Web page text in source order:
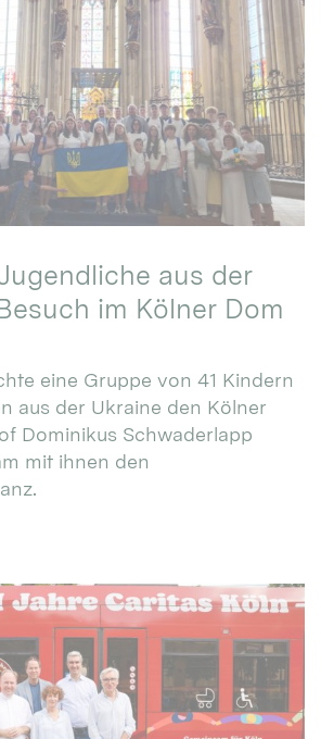
aus der
im Kölner Dom
eine Gruppe von 41 Kindern
aus der Ukraine den Kölner
Dominikus Schwaderlapp
mit ihnen den